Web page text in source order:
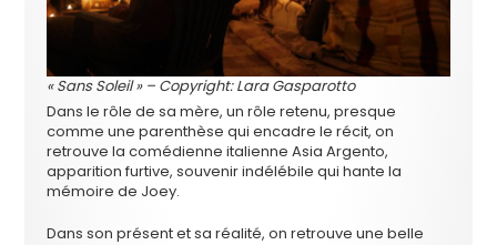
« Sans Soleil » – Copyright: Lara Gasparotto
Dans le rôle de sa mère, un rôle retenu, presque
comme une parenthèse qui encadre le récit, on
retrouve la comédienne italienne Asia Argento,
apparition furtive, souvenir indélébile qui hante la
mémoire de Joey.
Dans son présent et sa réalité, on retrouve une belle